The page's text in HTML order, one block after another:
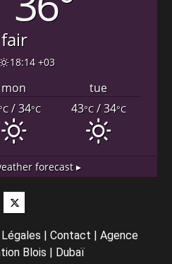
fair
18:14 +03
mon
tue
°C/ 34°C 43°C/ 34°C
forecast ▸
Twitter
| Contact | Agence
Blois | Dubaï